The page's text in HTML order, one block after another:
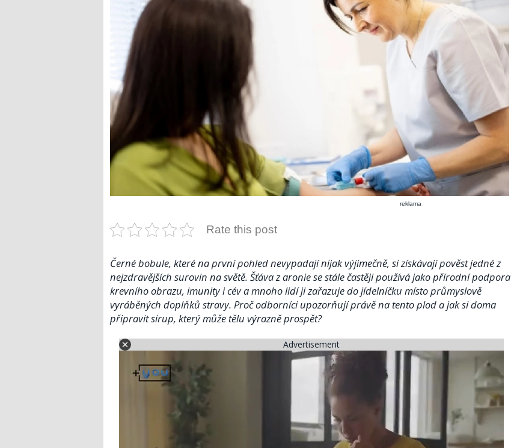
reklama
Rate this post
Černé bobule, které na první pohled nevypadají nijak výjimečně, si získávají pověst jedné z
nejzdravějších surovin na světě. Šťáva z aronie se stále častěji používá jako přírodní podpora
krevního obrazu, imunity i cév a mnoho lidí ji zařazuje do jídelníčku místo průmyslově
vyráběných doplňků stravy. Proč odborníci upozorňují právě na tento plod a jak si doma
připravit sirup, který může tělu výrazně prospět?
Advertisement